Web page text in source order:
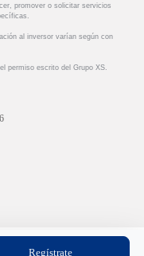
promover o solicitar servicios
al inversor varían según con
permiso escrito del Grupo XS.
Regístrate